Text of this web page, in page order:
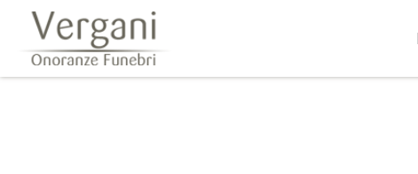
Questo sito o gli strumenti terzi da questo utilizzati si
scorrendo questa pagina, cliccando su un link o